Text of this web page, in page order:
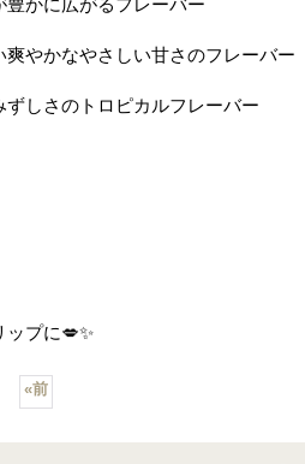
豊かに広がるフレーバー
やかなやさしい甘さのフレーバー
しさのトロピカルフレーバー
プに💋✨
«前